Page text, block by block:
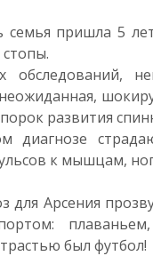
семья пришла 5
стопы.
обследований,
развития
диагнозе
к мышцам,
для Арсения
был футбол!